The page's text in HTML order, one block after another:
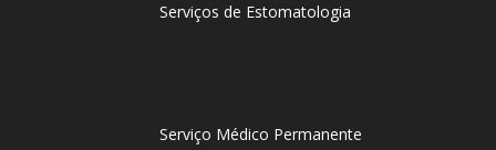
Serviços de Estomatologia
Serviço Médico Permanente